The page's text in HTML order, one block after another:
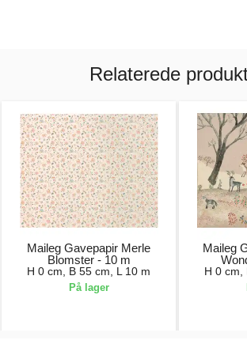
Relaterede
Maileg Gavepapir Merle
Blomster - 10 m
H 0 cm, B 55 cm, L 10 m
På lager
Maileg
H 0 cm,